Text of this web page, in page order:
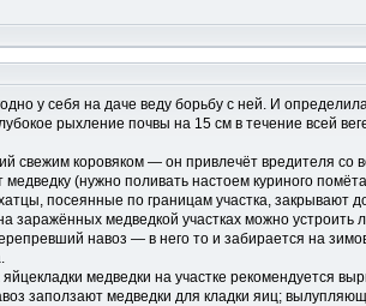
у себя на даче веду борьбу с ней. И
рыхление почвы на 15 см в течение всей
свежим коровяком — он привлечёт вредителя со
(нужно поливать настоем куриного
посеянные по границам участка, закрывают
заражённых медведкой участках можно
навоз — в него то и забирается на
медведки на участке рекомендуется
заползают медведки для кладки яиц;